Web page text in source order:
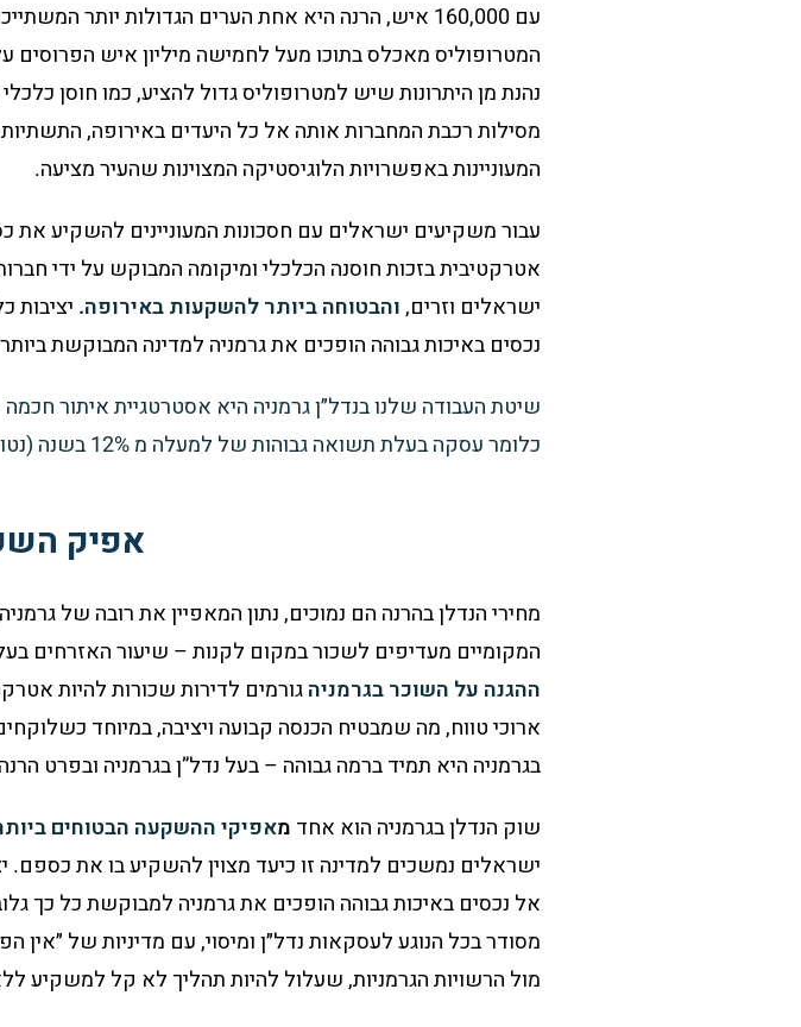
עם 160,000 איש, הרנה היא אחת הערים הגדולות יותר
נהנת מן היתרונות שיש למטרופוליס גדול להציע, כמו חוסן
מסילות רכבת המחברות אותה אל כל היעדים באירופה,
המעוניינות באפשרויות הלוגיסטיקה המצוינות שהעיר מציעה.
עבור משקיעים ישראלים עם חסכונות המעוניינים להשקיע את
אטרקטיבית בזכות חוסנה הכלכלי ומיקומה המבוקש על ידי
ישראלים וזרים,והבטוחה ביותר להשקעות באירופה. יציבות
נכסים באיכות גבוהה הופכים את גרמניה למדינה המבוקשת
שיטת העבודה שלנו בנדל״ן גרמניה היא אסטרטגיית איתור
כלומר עסקה בעלת תשואה גבוהות של למעלה מ 12% בשנה (נטו על ההשקעה).
אפיק
מחירי הנדלן בהרנה הם נמוכים, נתון המאפיין את רובה של
המקומיים מעדיפים לשכור במקום לקנות – שיעור האזרחים
ההגנה על השוכר בגרמניהגורמים לדירות שכורות להיות
ארוכי טווח, מה שמבטיח הכנסה קבועה ויציבה, במיוחד
בגרמניה היא תמיד ברמה גבוהה – בעל נדל”ן בגרמניה ובפרט
שוק הנדלן בגרמניה הוא אחד מאפיקי ההשקעה הבטוחים
ישראלים נמשכים למדינה זו כיעד מצוין להשקיע בו את כספם.
אל נכסים באיכות גבוהה הופכים את גרמניה למבוקשת כל כך
מסודר בכל הנוגע לעסקאות נדל״ן ומיסוי, עם מדיניות של ״אין
מול הרשויות הגרמניות, שעלול להיות תהליך לא קל למשקיע